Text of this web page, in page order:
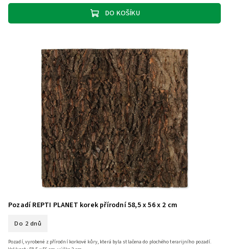
DO KOŠÍKU
Pozadí REPTI PLANET korek přírodní 58,5 x 56 x 2 cm
Do 2 dnů
Pozadí, vyrobené z přírodní korkové kůry, která byla stlačena do plochého terarijního pozadí.